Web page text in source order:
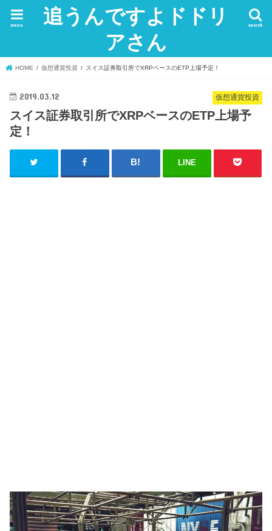
追うんですよドドリ
アさん
search
menu
HOME 仮想通貨投資 スイス証券取引所でXRPベースのETP上場予定！
仮想通貨投資
2019.03.12
スイス証券取引所でXRPベースのETP上場予
定！
LINE